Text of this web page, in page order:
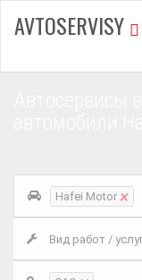
AVTOSERVISY
Hafei Motor ×
Вид работ /